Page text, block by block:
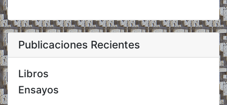
Publicaciones Recientes
Libros
Ensayos